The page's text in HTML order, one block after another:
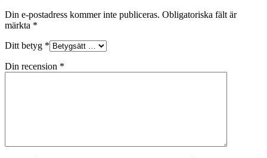
Din e-postadress kommer inte publiceras. Obligatoriska fält är
märkta *
Ditt betyg *
Din recension *